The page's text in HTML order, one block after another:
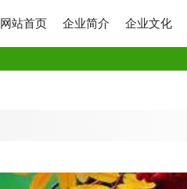
网站首页 企业简介 企业文化